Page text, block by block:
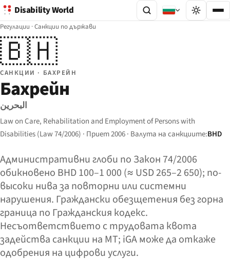
Disability World
Регулации ·Санкции по държави
🇧🇭
САНКЦИИ · БАХРЕЙН
Бахрейн
البحرين
Law on Care, Rehabilitation and Employment of Persons with
Disabilities (Law 74/2006) · Приет 2006 · Валута на санкциите:BHD
Административни глоби по Закон 74/2006
обикновено BHD 100–1 000 (≈ USD 265–2 650); по-
высоки нива за повторни или системни
нарушения. Граждански обезщетения без горна
граница по Гражданския кодекс.
Несъответствието с трудовата квота
задейства санкции на МТ; iGA може да откаже
одобрения на цифрови услуги.